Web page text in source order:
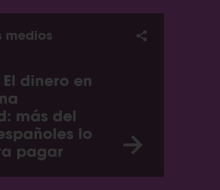
medios
dinero en
más del
lo
pagar